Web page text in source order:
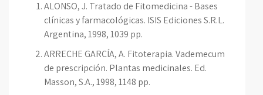
ALONSO, J. Tratado de Fitomedicina - Bases
clínicas y farmacológicas. ISIS Ediciones S.R.L.
Argentina, 1998, 1039 pp.
ARRECHE GARCÍA, A. Fitoterapia. Vademecum
de prescripción. Plantas medicinales. Ed.
Masson, S.A., 1998, 1148 pp.